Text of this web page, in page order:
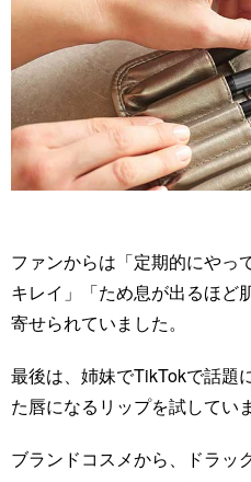
ファンからは「定期的にやっ
キレイ」「ため息が出るほど
寄せられていました。
最後は、姉妹でTikTokで話題
た唇になるリップを試してい
ブランドコスメから、ドラッ